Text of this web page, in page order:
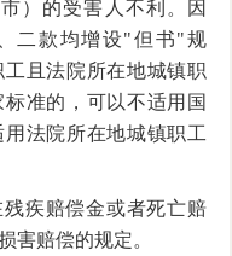
）的受害人不利。因
二款均增设"但书"规
且法院所在地城镇职
准的，可以不适用国
法院所在地城镇职工
残疾赔偿金或者死亡赔
害赔偿的规定。